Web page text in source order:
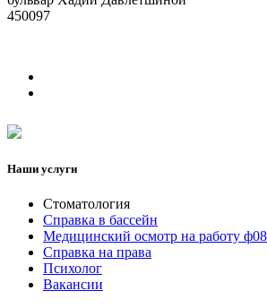
450097
Наши услуги
Стоматология
Справка в бассейн
Медицинский осмотр на работу
Справка на права
Психолог
Вакансии